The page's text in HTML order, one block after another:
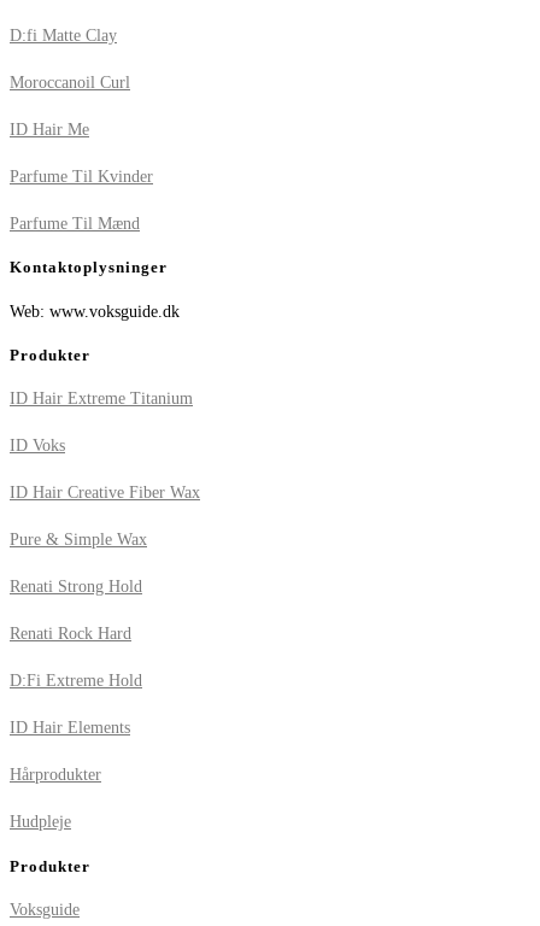
D:fi Matte Clay
Moroccanoil Curl
ID Hair Me
Parfume Til Kvinder
Parfume Til Mænd
Kontaktoplysninger
Web: www.voksguide.dk
Produkter
ID Hair Extreme Titanium
ID Voks
ID Hair Creative Fiber Wax
Pure & Simple Wax
Renati Strong Hold
Renati Rock Hard
D:Fi Extreme Hold
ID Hair Elements
Hårprodukter
Hudpleje
Produkter
Voksguide